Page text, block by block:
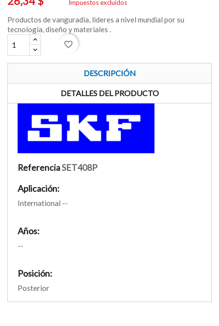
Impuestos excluidos
Productos de vanguradia, lideres a nivel mundial por su
tecnologia, diseño y materiales .
favorite_border
DESCRIPCIÓN
DETALLES DEL PRODUCTO
ReferenciaSET408P
Aplicación:
International --
Años:
--
Posición:
Posterior